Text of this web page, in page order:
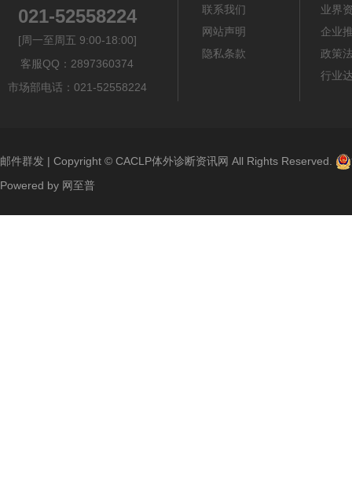
021-52558224
[周一至周五 9:00-18:00]
客服QQ：2897360374
市场部电话：021-52558224
联系我们
网站声明
隐私条款
业界
企业
政策
行业
邮件群发 | Copyright © CACLP体外诊断资讯网 All Rights Reserved.
Powered by 网至普